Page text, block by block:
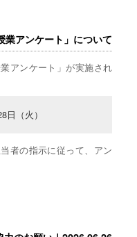
業アンケート」について
アンケート」が実施され
日（火）
者の指示に従って、アン